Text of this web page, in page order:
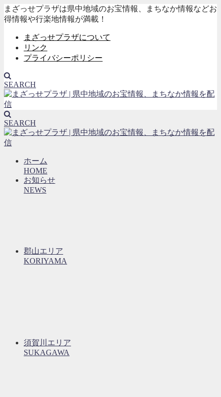
まざっせプラザは県中地域のお宝情報、まちなか情報などお
得情報や行楽地情報が満載！
まざっせプラザについて
リンク
プライバシーポリシー
SEARCH
SEARCH
ホーム
HOME
お知らせ
NEWS
郡山エリア
KORIYAMA
須賀川エリア
SUKAGAWA